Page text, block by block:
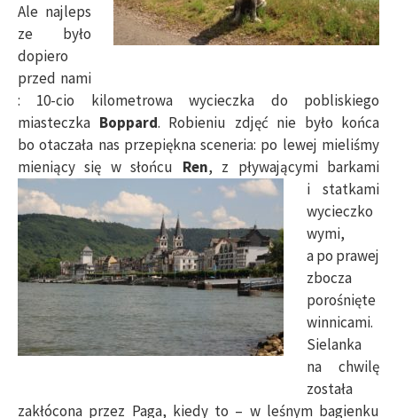
Ale najleps
ze było
dopiero
przed nami
: 10-cio kilometrowa wycieczka do pobliskiego
miasteczka Boppard. Robieniu zdjęć nie było końca
bo otaczała nas przepiękna sceneria: po lewej mieliśmy
mieniący się w słońcu Ren, z pływającymi barkami
i statkami
wycieczko
wymi,
a po prawej
zbocza
porośnięte
winnicami.
Sielanka
na chwilę
została
zakłócona przez Paga, kiedy to – w leśnym bagienku